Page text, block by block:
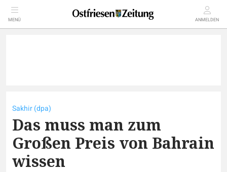
MENÜ ANMELDEN
Sakhir (dpa)
Das muss man zum
Großen Preis von Bahrain
wissen